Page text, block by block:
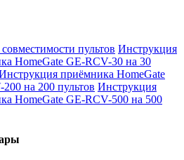
пультов Инструкция
HomeGate GE-RCV-30 на 30
приёмника HomeGate
на 200 пультов Инструкция
HomeGate GE-RCV-500 на 500